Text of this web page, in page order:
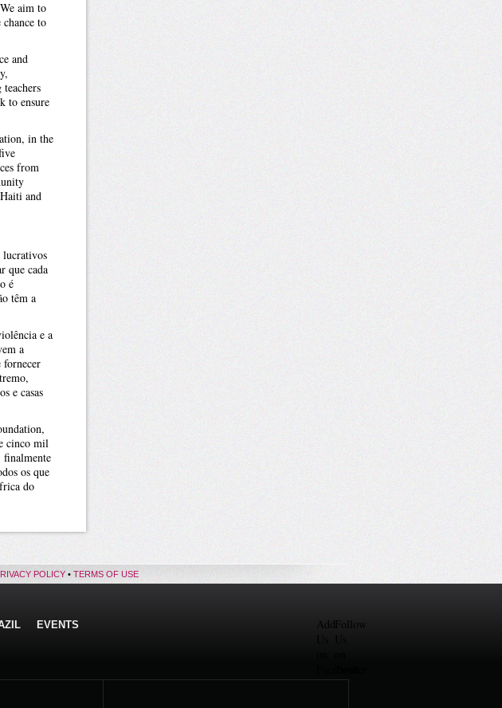
aim to
to
and
to ensure
in the
from
and
lucrativos
que cada
é
têm a
e a
a
fornecer
e casas
cinco mil
finalmente
os que
do
POLICY• TERMS OF USE
EVENTS
AddFollow